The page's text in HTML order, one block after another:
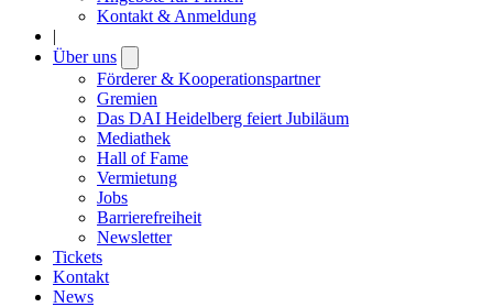
Kontakt & Anmeldung
|
Über uns
submenu
Förderer & Kooperationspartner
Gremien
Das DAI Heidelberg feiert Jubiläum
Mediathek
Hall of Fame
Vermietung
Jobs
Barrierefreiheit
Newsletter
Tickets
Kontakt
News